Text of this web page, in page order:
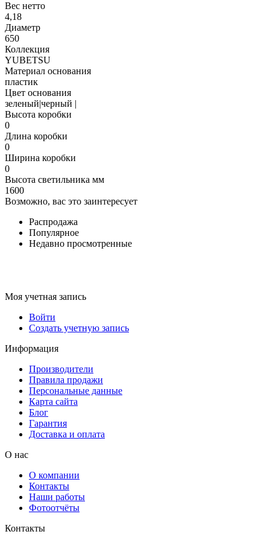
Вес нетто
4,18
Диаметр
650
Коллекция
YUBETSU
Материал основания
пластик
Цвет основания
зеленый|черный |
Высота коробки
0
Длина коробки
0
Ширина коробки
0
Высота светильника мм
1600
Возможно, вас это заинтересует
Распродажа
Популярное
Недавно просмотренные
Моя учетная запись
Войти
Создать учетную запись
Информация
Производители
Правила продажи
Персональные данные
Карта сайта
Блог
Гарантия
Доставка и оплата
О нас
О компании
Контакты
Наши работы
Фотоотчёты
Контакты